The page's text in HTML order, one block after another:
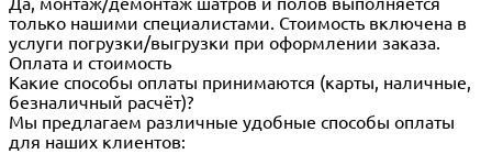
только нашими специалистами. Стоимость включена в
услуги погрузки/выгрузки при оформлении заказа.
Оплата и стоимость
Какие способы оплаты принимаются (карты, наличные,
безналичный расчёт)?
Мы предлагаем различные удобные способы оплаты
для наших клиентов: